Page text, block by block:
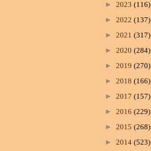
► 2023 (116)
► 2022 (137)
► 2021 (317)
► 2020 (284)
► 2019 (270)
► 2018 (166)
► 2017 (157)
► 2016 (229)
► 2015 (268)
► 2014 (523)